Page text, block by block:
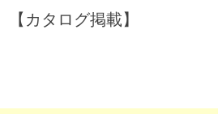
カタログ掲載】